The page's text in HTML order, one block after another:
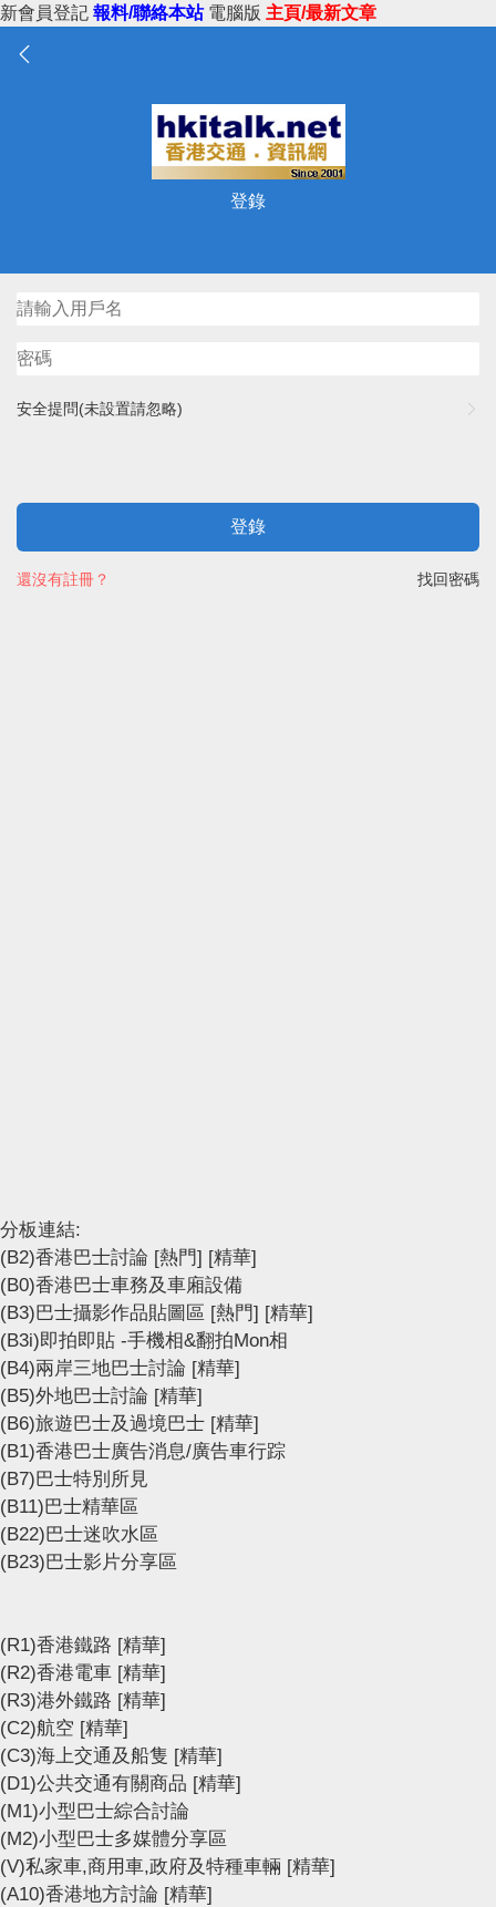
新會員登記 報料/聯絡本站 電腦版 主頁/最新文章
登錄
安全提問(未設置請忽略)
登錄
找回密碼
還沒有註冊？
分板連結:
(B2)香港巴士討論 [熱門] [精華]
(B0)香港巴士車務及車廂設備
(B3)巴士攝影作品貼圖區 [熱門] [精華]
(B3i)即拍即貼 -手機相&翻拍Mon相
(B4)兩岸三地巴士討論 [精華]
(B5)外地巴士討論 [精華]
(B6)旅遊巴士及過境巴士 [精華]
(B1)香港巴士廣告消息/廣告車行踪
(B7)巴士特別所見
(B11)巴士精華區
(B22)巴士迷吹水區
(B23)巴士影片分享區
(R1)香港鐵路 [精華]
(R2)香港電車 [精華]
(R3)港外鐵路 [精華]
(C2)航空 [精華]
(C3)海上交通及船隻 [精華]
(D1)公共交通有關商品 [精華]
(M1)小型巴士綜合討論
(M2)小型巴士多媒體分享區
(V)私家車,商用車,政府及特種車輛 [精華]
(A10)香港地方討論 [精華]